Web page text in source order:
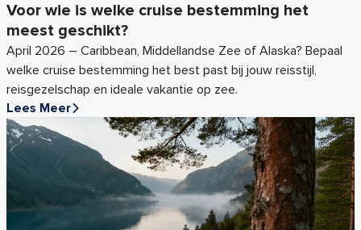
Voor wie is welke cruise bestemming het
meest geschikt?
April 2026 – Caribbean, Middellandse Zee of Alaska? Bepaal
welke cruise bestemming het best past bij jouw reisstijl,
reisgezelschap en ideale vakantie op zee.
Lees Meer